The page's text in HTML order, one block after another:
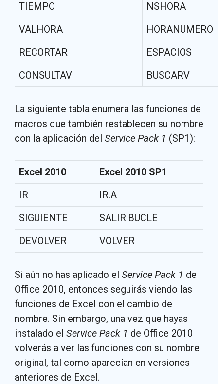
TIEMPO
NSHORA
VALHORA
HORANUMERO
RECORTAR
ESPACIOS
CONSULTAV
BUSCARV
La siguiente tabla enumera las funciones de
macros que también restablecen su nombre
con la aplicación del Service Pack 1 (SP1):
Excel 2010
Excel 2010 SP1
IR
IR.A
SIGUIENTE
SALIR.BUCLE
DEVOLVER
VOLVER
Si aún no has aplicado el Service Pack 1 de
Office 2010, entonces seguirás viendo las
funciones de Excel con el cambio de
nombre. Sin embargo, una vez que hayas
instalado el Service Pack 1 de Office 2010
volverás a ver las funciones con su nombre
original, tal como aparecían en versiones
anteriores de Excel.